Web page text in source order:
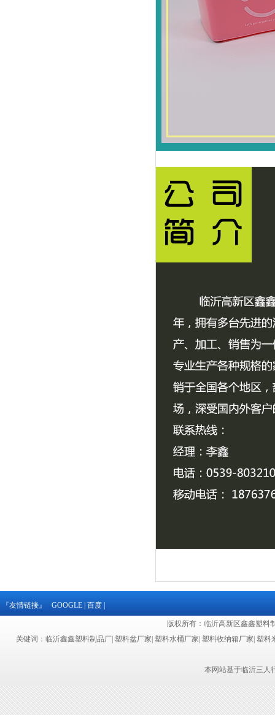
『友情链接』 GOOGLE 百度
版权所有：临沂高新区鑫鑫塑料
关键词：临沂鑫鑫塑料制品厂| 塑料盆厂家| 塑料水桶厂家| 塑料收纳箱厂家| 塑
本网站基于临沂三人